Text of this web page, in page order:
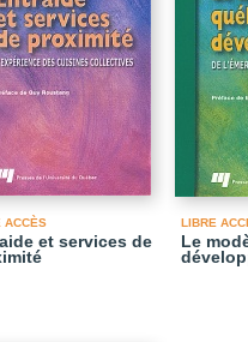
ACCÈS
et services de
LIBRE
Le